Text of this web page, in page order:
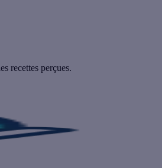
recettes perçues.